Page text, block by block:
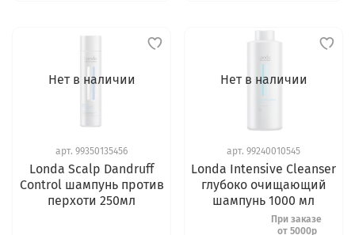
Нет в наличии
арт. 99350135456
Londa Scalp Dandruff
Control шампунь против
перхоти 250мл
Нет в наличии
арт. 99240010545
Londa Intensive Cleanser
глубоко очищающий
шампунь 1000 мл